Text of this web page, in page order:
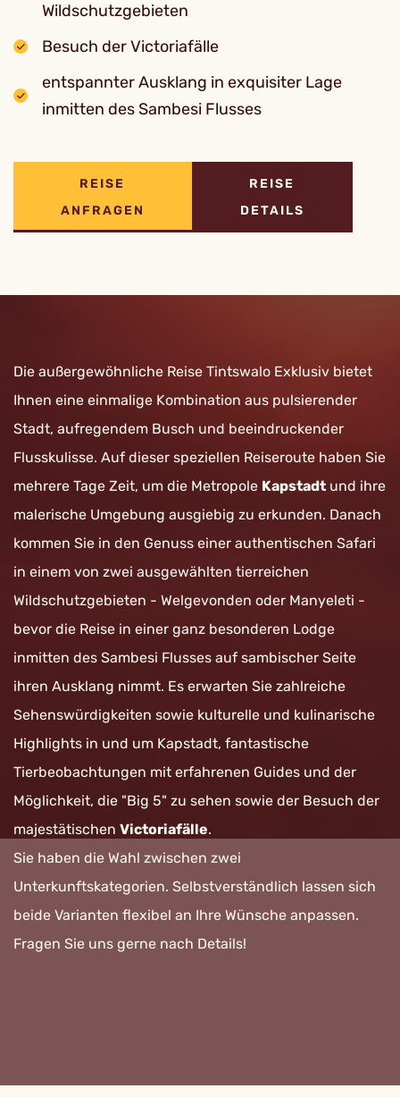
Wildschutzgebieten
Besuch der Victoriafälle
entspannter Ausklang in exquisiter Lage
inmitten des Sambesi Flusses
REISE
ANFRAGEN
REISE
DETAILS
Die außergewöhnliche Reise Tintswalo Exklusiv bietet
Ihnen eine einmalige Kombination aus pulsierender
Stadt, aufregendem Busch und beeindruckender
Flusskulisse. Auf dieser speziellen Reiseroute haben Sie
mehrere Tage Zeit, um die Metropole Kapstadt und ihre
malerische Umgebung ausgiebig zu erkunden. Danach
kommen Sie in den Genuss einer authentischen Safari
in einem von zwei ausgewählten tierreichen
Wildschutzgebieten - Welgevonden oder Manyeleti -
bevor die Reise in einer ganz besonderen Lodge
inmitten des Sambesi Flusses auf sambischer Seite
ihren Ausklang nimmt. Es erwarten Sie zahlreiche
Sehenswürdigkeiten sowie kulturelle und kulinarische
Highlights in und um Kapstadt, fantastische
Tierbeobachtungen mit erfahrenen Guides und der
Möglichkeit, die "Big 5" zu sehen sowie der Besuch der
majestätischen Victoriafälle.
Sie haben die Wahl zwischen zwei
Unterkunftskategorien. Selbstverständlich lassen sich
beide Varianten flexibel an Ihre Wünsche anpassen.
Fragen Sie uns gerne nach Details!